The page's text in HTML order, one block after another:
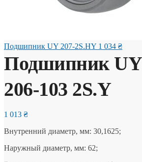
Подшипник UY 207-2S.HY 1 034 ₴
Подшипник UY
206-103 2S.Y
1 013 ₴
Внутренний диаметр, мм: 30,1625;
Наружный диаметр, мм: 62;